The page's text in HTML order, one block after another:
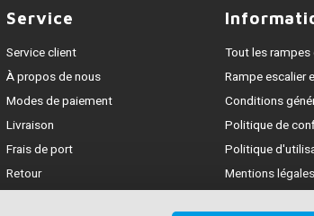
Service
Service client
À propos de nous
Modes de paiement
Livraison
Frais de port
Retour
Tout les rampes
Rampe escalier
Conditions
Politique de
Politique
Mentions légales